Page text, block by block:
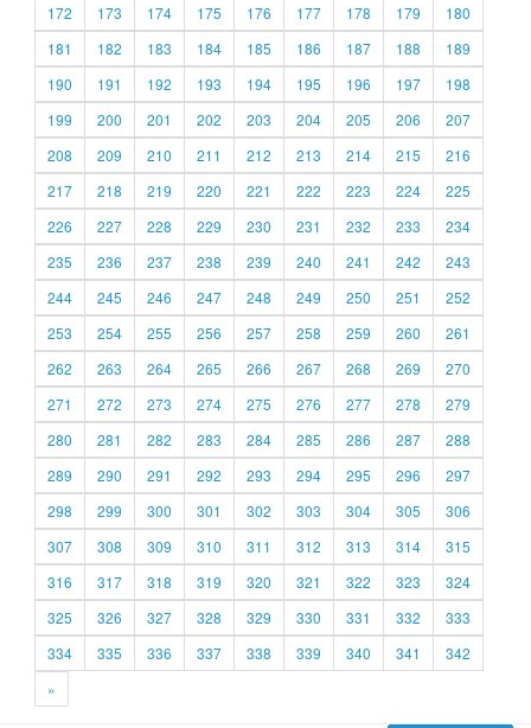
172
173 174 175 176 177 178 179
180
181
182 183 184 185 186 187 188
189
190
191 192 193 194 195 196 197
198
199
200 201 202 203 204 205 206
207
208
209 210 211 212 213 214 215
216
217
218 219 220 221 222 223 224
225
226
227 228 229 230 231 232 233
234
235
236 237 238 239 240 241 242
243
244
245 246 247 248 249 250 251
252
253
254 255 256 257 258 259 260
261
262
263 264 265 266 267 268 269
270
271
272 273 274 275 276 277 278
279
280
281 282 283 284 285 286 287
288
289
290 291 292 293 294 295 296
297
298
299 300 301 302 303 304 305
306
307
308 309 310 311 312 313 314
315
316
317 318 319 320 321 322 323
324
325
326 327 328 329 330 331 332
333
334
335 336 337 338 339 340 341
342
»